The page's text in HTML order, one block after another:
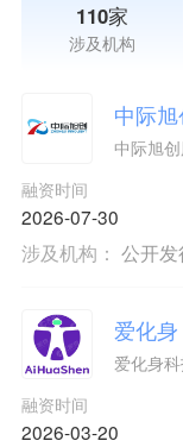
110家
涉及机构
中际
中际旭
融资时间
2026-07-30
涉及机构： 公开发
爱化身
爱化身
融资时间
2026-03-20